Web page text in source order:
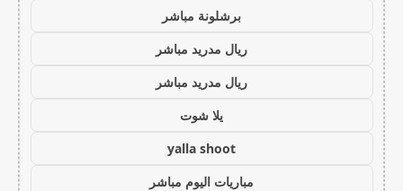
برشلونة مباشر
ريال مدريد مباشر
ريال مدريد مباشر
يلا شوت
yalla shoot
مباريات اليوم مباشر